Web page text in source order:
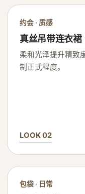
约会 · 质感
真丝吊带连衣裙
柔和光泽提升精致
制正式程度。
LOOK 02
包袋 · 日常